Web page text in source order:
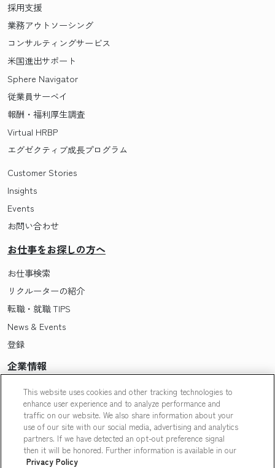
採用支援
業務アウトソーシング
コンサルティングサービス
米国進出サポート
Sphere Navigator
従業員サーベイ
報酬・福利厚生調査
Virtual HRBP
エグゼクティブ成長プログラム
Customer Stories
Insights
Events
お問い合わせ
お仕事をお探しの方へ
お仕事検索
リクルーターの紹介
転職・就職 TIPS
News & Events
登録
企業情報
Pasonaについて
会社概要・拠点一覧
採用情報
Our People
This website uses cookies and other tracking technologies to
enhance user experience and to analyze performance and
traffic on our website. We also share information about your
use of our site with our social media, advertising and analytics
partners. If we have detected an opt-out preference signal
then it will be honored. Further information is available in our
Privacy Policy